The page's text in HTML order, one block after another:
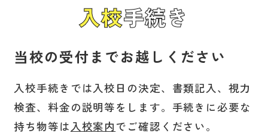
入校手続き
当校の受付までお越しください
入校手続きでは入校日の決定、書類記入、視力
検査、料金の説明等をします。手続きに必要な
持ち物等は 入校案内 でご確認ください。